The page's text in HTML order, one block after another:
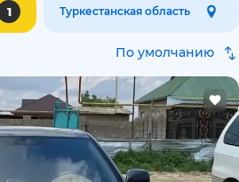
1 Туркестанская область
По умолчанию